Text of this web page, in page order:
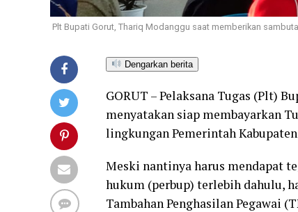
Plt Bupati Gorut, Thariq Modanggu saat memberikan
Dengarkan berita
GORUT – Pelaksana Tugas (Plt)
menyatakan siap membayarkan
lingkungan Pemerintah
Meski nantinya harus mendapat
hukum (perbup) terlebih dahulu,
Tambahan Penghasilan Pegawai